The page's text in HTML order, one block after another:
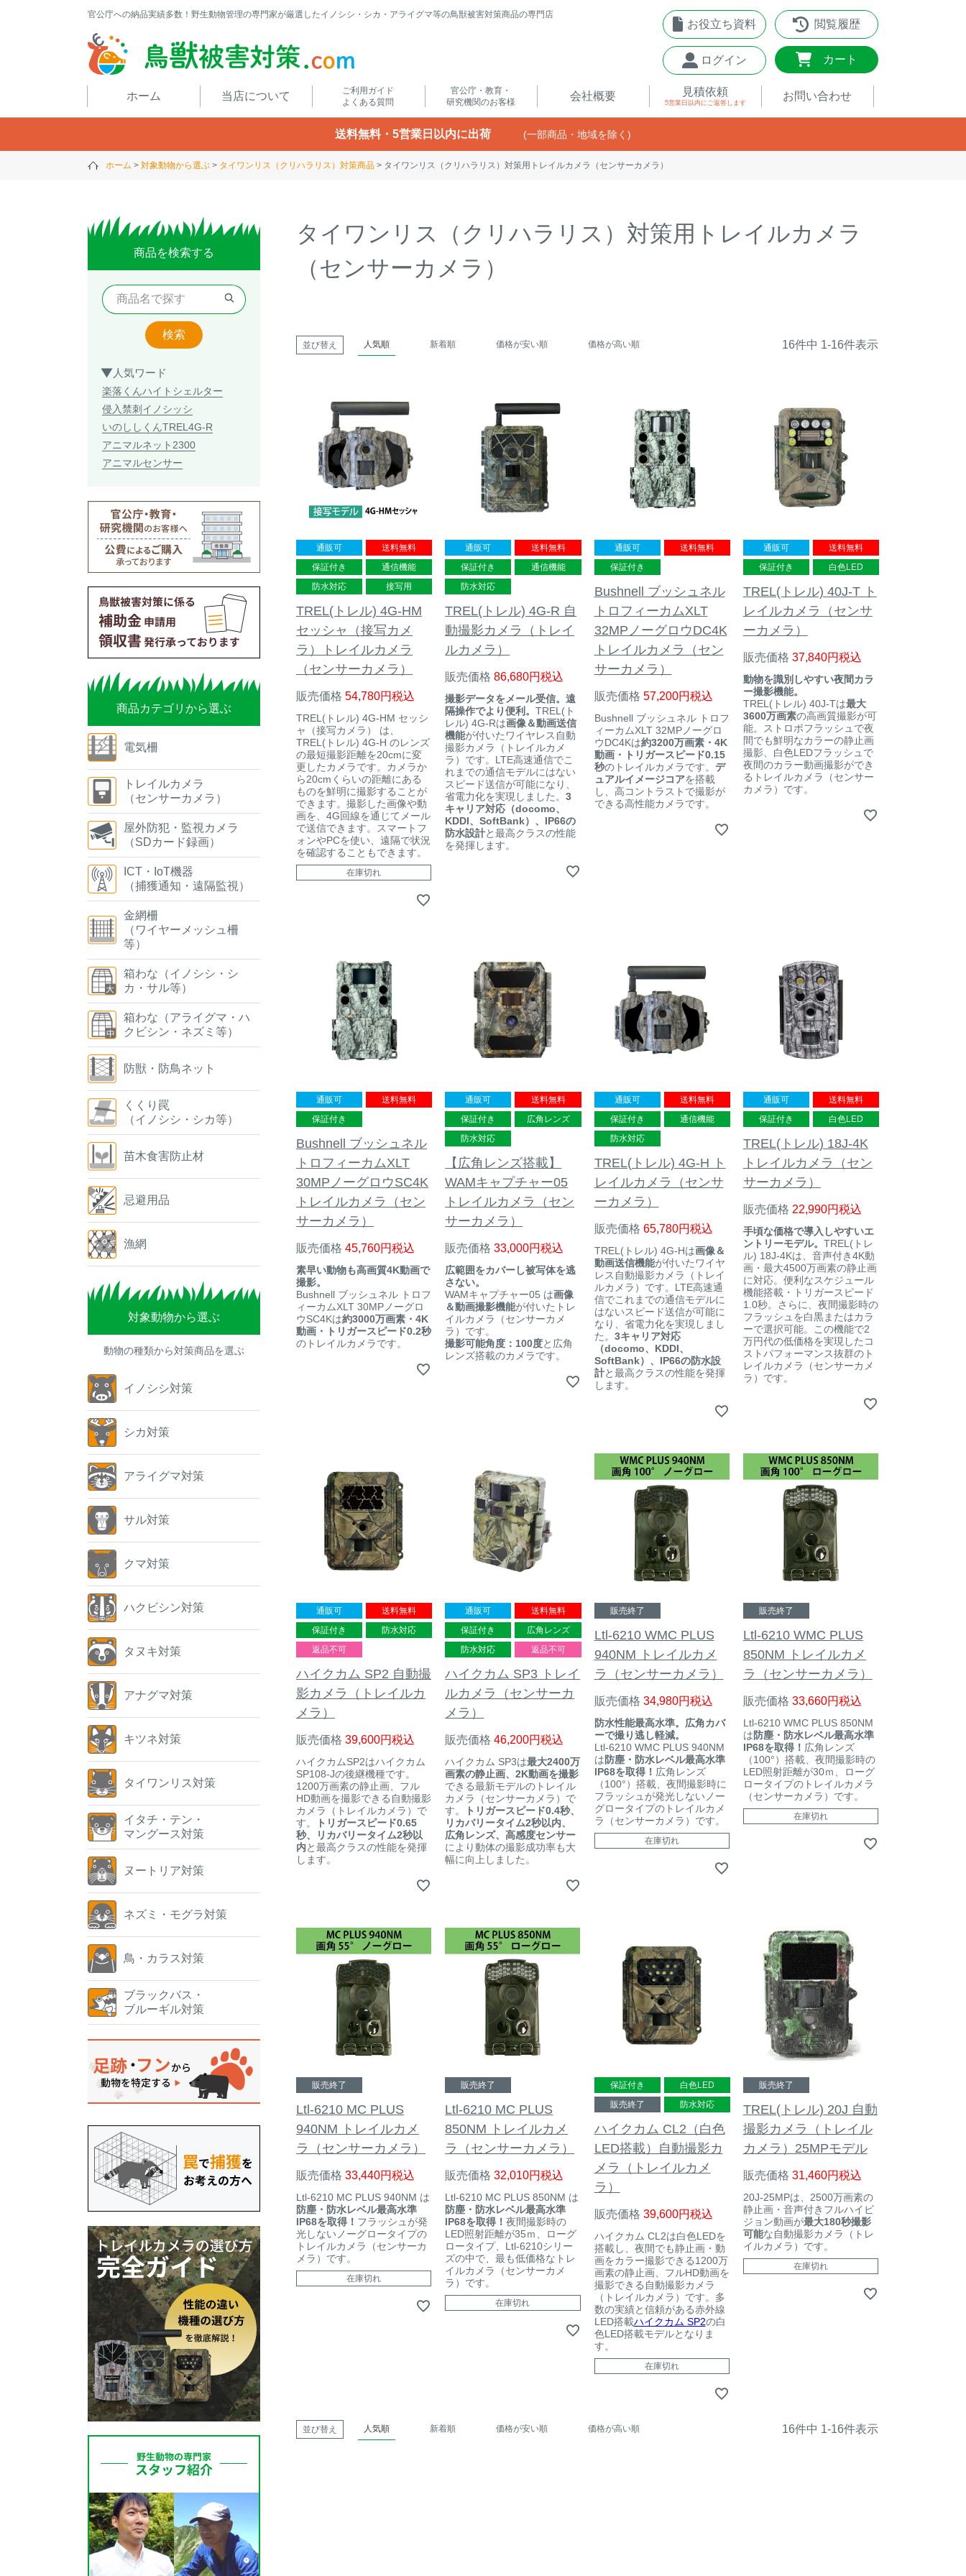
官公庁への納品実績多数！野生動物管理の専門家が厳選したイノシシ・シカ・アライグマ等の鳥獣被害対策商品の専門店
お役立ち資料 閲覧履歴
ログイン カート
ホーム 当店について
ご利用ガイド
よくある質問
官公庁・教育・
研究機関のお客様
会社概要 見積依頼
5営業日以内 にご返答します
お問い合わせ
送料無料・5営業日以内に出荷 (一部商品・地域を除く)
ホーム 対象動物から選ぶ タイワンリス（クリハラリス）対策商品 タイワンリス（クリハラリス）対策用トレイルカメラ（センサーカメラ）
商品を検索する
検索
人気ワード
楽落くんハイトシェルター
侵入禁刺 イノシッシ
いのししくんTREL4G-R
アニマルネット2300
アニマルセンサー
商品カテゴリから選ぶ
電気柵
トレイルカメラ
（センサーカメラ）
屋外防犯・監視カメラ
（SDカード録画）
ICT・IoT機器
（捕獲通知・遠隔監視）
金網柵
（ワイヤーメッシュ柵
等）
箱わな（イノシシ・シ
カ・サル等）
箱わな（アライグマ・ハ
クビシン・ネズミ等）
防獣・防鳥ネット
くくり罠
（イノシシ・シカ等）
苗木食害防止材
忌避用品
漁網
対象動物から選ぶ
動物の種類から対策商品を選ぶ
イノシシ対策
シカ対策
アライグマ対策
サル対策
クマ対策
ハクビシン対策
タヌキ対策
アナグマ対策
キツネ対策
タイワンリス対策
イタチ・テン・
マングース対策
ヌートリア対策
ネズミ・モグラ対策
鳥・カラス対策
ブラックバス・
ブルーギル対策
タイワンリス（クリハラリス）対策用トレイルカメラ
（センサーカメラ）
並び替え 人気順 新着順 価格が安い順 価格が高い順 16件中 1-16件表示
通販可
送料無料
保証付き
通信機能
防水対応
接写用
TREL(トレル) 4G-HM
セッシャ（接写カメ
ラ）トレイルカメラ
（センサーカメラ）
販売価格 54,780 税込
TREL(トレル) 4G-HM セッシ
ャ（接写カメラ） は、
TREL(トレル) 4G-H のレンズ
の最短撮影距離を20cmに変
更したカメラです。カメラか
ら20cmくらいの距離にある
ものを鮮明に撮影することが
できます。撮影した画像や動
画を、4G回線を通じてメール
で送信できます。スマートフ
ォンやPCを使い、遠隔で状況
を確認することもできます。
在庫切れ
通販可
送料無料
保証付き
通信機能
防水対応
TREL(トレル) 4G-R 自
動撮影カメラ（トレイ
ルカメラ）
販売価格 86,680 税込
撮影データをメール受信。遠
隔操作でより便利。TREL(ト
レル) 4G-Rは画像＆動画送信
機能が付いたワイヤレス自動
撮影カメラ（トレイルカメ
ラ）です。LTE高速通信でこ
れまでの通信モデルにはない
スピード送信が可能になり、
省電力化を実現しました。3
キャリア対応（docomo、
KDDI、SoftBank）、IP66の
防水設計と最高クラスの性能
を発揮します。
通販可
送料無料
保証付き
Bushnell ブッシュネル
トロフィーカムXLT
32MPノーグロウDC4K
トレイルカメラ（セン
サーカメラ）
販売価格 57,200 税込
Bushnell ブッシュネル トロフ
ィーカムXLT 32MPノーグロ
ウDC4Kは約3200万画素・4K
動画・トリガースピード0.15
秒のトレイルカメラです。 デ
ュアルイメージコアを搭載
し、高コントラストで撮影が
できる高性能カメラです。
通販可
送料無料
保証付き
白色LED
TREL(トレル) 40J-T ト
レイルカメラ（センサ
ーカメラ）
販売価格 37,840 税込
動物を識別しやすい夜間カラ
ー撮影機能。
TREL(トレル) 40J-Tは最大
3600万画素の高画質撮影が可
能。ストロボフラッシュで夜
間でも鮮明なカラーの静止画
撮影、白色LEDフラッシュで
夜間のカラー動画撮影ができ
るトレイルカメラ（センサー
カメラ）です。
通販可
送料無料
保証付き
Bushnell ブッシュネル
トロフィーカムXLT
30MPノーグロウSC4K
トレイルカメラ（セン
サーカメラ）
販売価格 45,760 税込
素早い動物も高画質4K動画で
撮影。
Bushnell ブッシュネル トロフ
ィーカムXLT 30MPノーグロ
ウSC4Kは約3000万画素・4K
動画・トリガースピード0.2秒
のトレイルカメラです。
通販可
送料無料
保証付き
広角レンズ
防水対応
【広角レンズ搭載】
WAMキャプチャー05
トレイルカメラ（セン
サーカメラ）
販売価格 33,000 税込
広範囲をカバーし被写体を逃
さない。
WAMキャプチャー05 は画像
＆動画撮影機能が付いたトレ
イルカメラ（センサーカメ
ラ）です。
撮影可能角度：100度と広角
レンズ搭載のカメラです。
通販可
送料無料
保証付き
通信機能
防水対応
TREL(トレル) 4G-H ト
レイルカメラ（センサ
ーカメラ）
販売価格 65,780 税込
TREL(トレル) 4G-Hは画像＆
動画送信機能が付いたワイヤ
レス自動撮影カメラ（トレイ
ルカメラ）です。LTE高速通
信でこれまでの通信モデルに
はないスピード送信が可能に
なり、省電力化を実現しまし
た。 3キャリア対応
（docomo、KDDI、
SoftBank）、IP66の防水設
計と最高クラスの性能を発揮
します。
通販可
送料無料
保証付き
白色LED
TREL(トレル) 18J-4K
トレイルカメラ（セン
サーカメラ）
販売価格 22,990 税込
手頃な価格で導入しやすいエ
ントリーモデル。 TREL(トレ
ル) 18J-4Kは、音声付き4K動
画・最大4500万画素の静止画
に対応。便利なスケジュール
機能搭載・トリガースピード
1.0秒。さらに、夜間撮影時の
フラッシュを白黒またはカラ
ーで選択可能。この機能で2
万円代の低価格を実現したコ
ストパフォーマンス抜群のト
レイルカメラ（センサーカメ
ラ）です。
通販可
送料無料
保証付き
防水対応
返品不可
ハイクカム SP2 自動撮
影カメラ（トレイルカ
メラ）
販売価格 39,600 税込
ハイクカムSP2はハイクカム
SP108-Jの後継機種です。
1200万画素の静止画、フル
HD動画を撮影できる自動撮影
カメラ（トレイルカメラ）で
す。
トリガースピード0.65
秒、リカバリータイム2秒以
内と最高クラスの性能を発揮
します。
通販可
送料無料
保証付き
広角レンズ
防水対応
返品不可
ハイクカム SP3 トレイ
ルカメラ（センサーカ
メラ）
販売価格 46,200 税込
ハイクカム SP3は最大2400万
画素の静止画、2K動画を撮影
できる最新モデルのトレイル
カメラ（センサーカメラ）で
す。
トリガースピード0.4秒、
リカバリータイム2秒以内、
広角レンズ、高感度センサー
により動体の撮影成功率も大
幅に向上しました。
販売終了
Ltl-6210 WMC PLUS
940NM トレイルカメ
ラ（センサーカメラ）
販売価格 34,980 税込
防水性能最高水準。広角カバ
ーで撮り逃し軽減。
Ltl-6210 WMC PLUS 940NM
は防塵・防水レベル最高水準
IP68を取得！ 広角レンズ
（100°）搭載、夜間撮影時に
フラッシュが発光しないノー
グロータイプのトレイルカメ
ラ（センサーカメラ）です。
在庫切れ
販売終了
Ltl-6210 WMC PLUS
850NM トレイルカメ
ラ（センサーカメラ）
販売価格 33,660 税込
Ltl-6210 WMC PLUS 850NM
は防塵・防水レベル最高水準
IP68を取得！ 広角レンズ
（100°）搭載、夜間撮影時の
LED照射距離が30ｍ、ローグ
ロータイプのトレイルカメラ
（センサーカメラ）です。
在庫切れ
販売終了
Ltl-6210 MC PLUS
940NM トレイルカメ
ラ（センサーカメラ）
販売価格 33,440 税込
Ltl-6210 MC PLUS 940NM は
防塵・防水レベル最高水準
IP68を取得！ フラッシュが発
光しないノーグロータイプの
トレイルカメラ（センサーカ
メラ）です。
在庫切れ
販売終了
Ltl-6210 MC PLUS
850NM トレイルカメ
ラ（センサーカメラ）
販売価格 32,010 税込
Ltl-6210 MC PLUS 850NM は
防塵・防水レベル最高水準
IP68を取得！夜間撮影時の
LED照射距離が35ｍ、ローグ
ロータイプ、Ltl-6210シリー
ズの中で、最も低価格なトレ
イルカメラ（センサーカメ
ラ）です。
在庫切れ
保証付き
白色LED
販売終了
防水対応
ハイクカム CL2（白色
LED搭載）自動撮影カ
メラ（トレイルカメ
ラ）
販売価格 39,600 税込
ハイクカム CL2は白色LEDを
搭載し、夜間でも静止画・動
画をカラー撮影できる1200万
画素の静止画、フルHD動画を
撮影できる自動撮影カメラ
（トレイルカメラ）です。多
数の実績と信頼がある赤外線
LED搭載ハイクカム SP2の白
色LED搭載モデルとなりま
す。
在庫切れ
販売終了
TREL(トレル) 20J 自動
撮影カメラ（トレイル
カメラ）25MPモデル
販売価格 31,460 税込
20J-25MPは、2500万画素の
静止画・音声付きフルハイビ
ジョン動画が最大180秒撮影
可能な自動撮影カメラ（トレ
イルカメラ）です。
在庫切れ
並び替え 人気順 新着順 価格が安い順 価格が高い順 16件中 1-16件表示